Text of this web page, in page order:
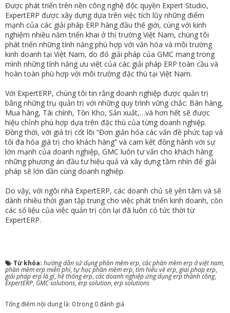
Được phát triển trên nền công nghệ độc quyền Expert Studio,
ExpertERP được xây dựng dựa trên việc tích lũy những điểm
mạnh của các giải pháp ERP hàng đầu thế giới, cùng với kinh
nghiệm nhiều năm triển khai ở thị trường Việt Nam, chúng tôi
phát triển những tính năng phù hợp với văn hóa và môi trường
kinh doanh tại Việt Nam, do đó giải pháp của GMC mang trong
mình những tính năng ưu việt của các giải pháp ERP toàn cầu và
hoàn toàn phù hợp với môi trường đặc thù tại Việt Nam.
Với ExpertERP, chúng tôi tin rằng doanh nghiệp được quản trị
bằng những trụ quản trị với những quy trình vững chắc: Bán hàng,
Mua hàng, Tài chính, Tồn Kho, Sản xuất,…và hơn hết sẽ được
hiệu chỉnh phù hợp dựa trên đặc thù của từng doanh nghiệp.
Đồng thời, với giá trị cốt lõi “Đơn giản hóa các vấn đề phức tạp và
tối đa hóa giá trị cho khách hàng” và cam kết đồng hành với sự
lớn mạnh của doanh nghiệp, GMC luôn tư vấn cho khách hàng
những phương án đầu tư hiệu quả và xây dựng tầm nhìn để giải
pháp sẽ lớn dần cùng doanh nghiệp.
Do vậy, với ngôi nhà ExpertERP, các doanh chủ sẽ yên tâm và sẽ
dành nhiều thời gian tập trung cho việc phát triển kinh doanh, còn
các số liệu của việc quản trị còn lại đã luôn có tức thời từ
ExpertERP.
Từ khóa: hướng dẫn sử dụng phần mềm erp, các phần mềm erp ở việt nam,
phần mềm erp miễn phí, tự học phần mềm erp, tìm hiểu về erp,giai phap erp,
giải pháp erp là gì, hệ thống erp, các doanh nghiệp ứng dụng erp thành công,
ExpertERP, GMC solutions, erp solution, erp solutions
Tổng điểm nội dung là: 0 trong 0 đánh giá